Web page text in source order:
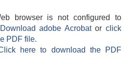
browser is not configured to
Download adobe Acrobatorclick
PDF file.
here to download the PDF